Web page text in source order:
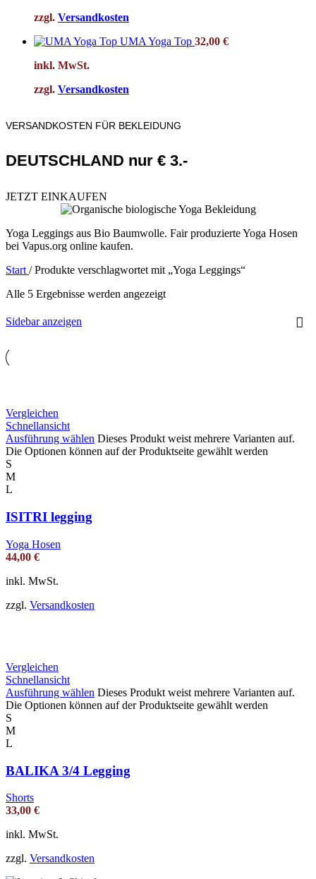
zzgl. Versandkosten
UMA Yoga Top 32,00 €
inkl. MwSt.
zzgl. Versandkosten
VERSANDKOSTEN FÜR BEKLEIDUNG
DEUTSCHLAND nur € 3.-
JETZT EINKAUFEN
Yoga Leggings aus Bio Baumwolle. Fair produzierte Yoga Hosen
bei Vapus.org online kaufen.
Start/ Produkte verschlagwortet mit „Yoga Leggings“
Alle 5 Ergebnisse werden angezeigt
Sidebar anzeigen
Vergleichen
Schnellansicht
Ausführung wählen Dieses Produkt weist mehrere Varianten auf.
Die Optionen können auf der Produktseite gewählt werden
S
M
L
ISITRI legging
Yoga Hosen
44,00 €
inkl. MwSt.
zzgl. Versandkosten
Vergleichen
Schnellansicht
Ausführung wählen Dieses Produkt weist mehrere Varianten auf.
Die Optionen können auf der Produktseite gewählt werden
S
M
L
BALIKA 3/4 Legging
Shorts
33,00 €
inkl. MwSt.
zzgl. Versandkosten